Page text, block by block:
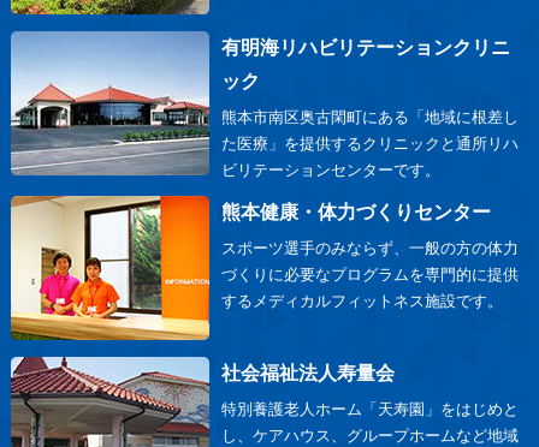
有明海リハビリテーションクリニ
ック
熊本市南区奥古閑町にある「地域に根差し
た医療」を提供するクリニックと通所リハ
ビリテーションセンターです。
熊本健康・体力づくりセンター
スポーツ選手のみならず、一般の方の体力
づくりに必要なプログラムを専門的に提供
するメディカルフィットネス施設です。
社会福祉法人寿量会
特別養護老人ホーム「天寿園」をはじめと
し、ケアハウス、グループホームなど地域